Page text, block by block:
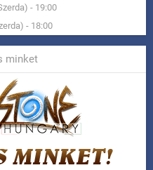
- 19:00
- 18:00
minket